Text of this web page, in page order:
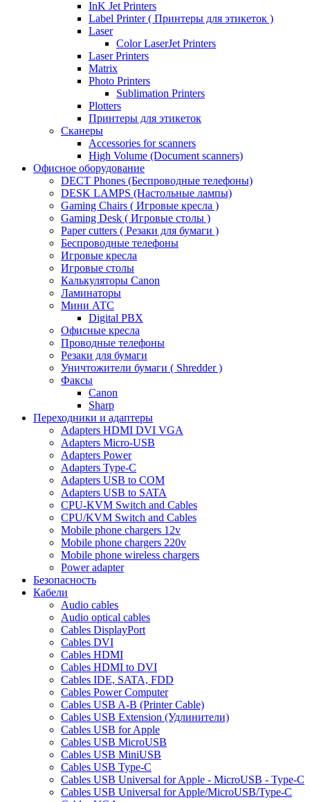
InK Jet Printers
Label Printer ( Принтеры для этикеток )
Laser
Color LaserJet Printers
Laser Printers
Matrix
Photo Printers
Sublimation Printers
Plotters
Принтеры для этикеток
Сканеры
Accessories for scanners
High Volume (Document scanners)
Офисное оборудование
DECT Phones (Беспроводные телефоны)
DESK LAMPS (Настольные лампы)
Gaming Chairs ( Игровые кресла )
Gaming Desk ( Игровые столы )
Paper cutters ( Резаки для бумаги )
Беспроводные телефоны
Игровые кресла
Игровые столы
Калькуляторы Canon
Ламинаторы
Мини АТС
Digital PBX
Офисные кресла
Проводные телефоны
Резаки для бумаги
Уничтожители бумаги ( Shredder )
Факсы
Canon
Sharp
Переходники и адаптеры
Adapters HDMI DVI VGA
Adapters Micro-USB
Adapters Power
Adapters Type-C
Adapters USB to COM
Adapters USB to SATA
CPU-KVM Switch and Cables
CPU/KVM Switch and Cables
Mobile phone chargers 12v
Mobile phone chargers 220v
Mobile phone wireless chargers
Power adapter
Безопасность
Кабели
Audio cables
Audio optical cables
Cables DisplayPort
Cables DVI
Cables HDMI
Cables HDMI to DVI
Cables IDE, SATA, FDD
Cables Power Computer
Cables USB A-B (Printer Cable)
Cables USB Extension (Удлинители)
Cables USB for Apple
Cables USB MicroUSB
Cables USB MiniUSB
Cables USB Type-C
Cables USB Universal for Apple - MicroUSB - Type-C
Cables USB Universal for Apple/MicroUSB/Type-C